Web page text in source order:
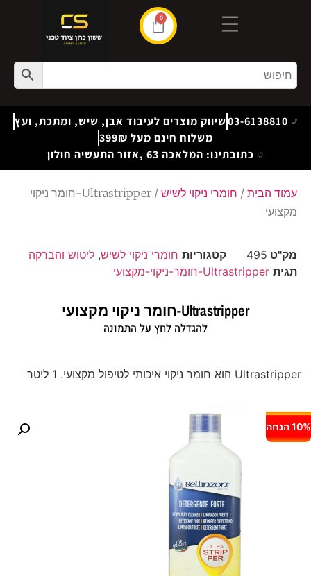
0
03-6138810שיווק מוצרים לעיבוד אבן, שיש, ומתכת, ועץ
משלוח חינם מעל 399₪
כתובתינו: המלאכה 63 ,אזור התעשיה חולון
עמוד הבית / חומרי ניקוי לשיש
/ Ultrastripper-חומר ניקוי
מקצועי
מק"ט 495 קטגוריות חומרי ניקוי לשיש, ליטוש והברקה
תגית Ultrastripper-חומר-ניקוי-מקצועי
Ultrastripper-חומר ניקוי מקצועי
להגדלה לחץ על התמונה
Ultrastripper הוא חומר ניקוי איכותי לטיפול מקצועי. 1 ליטר
10% הנחה